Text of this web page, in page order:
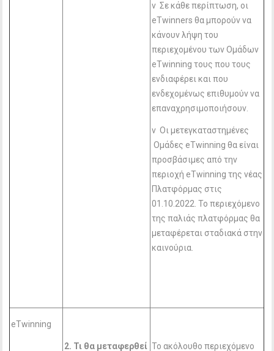
v Σε κάθε περίπτωση, οι
eTwinners θα μπορούν να
κάνουν λήψη του
περιεχομένου των Ομάδων
eTwinning τους που τους
ενδιαφέρει και που
ενδεχομένως επιθυμούν να
επαναχρησιμοποιήσουν.
v Οι μετεγκαταστημένες
Ομάδες eTwinning θα είναι
προσβάσιμες από την
περιοχή eTwinning της νέας
Πλατφόρμας στις
01.10.2022. Το περιεχόμενο
της παλιάς πλατφόρμας θα
μεταφέρεται σταδιακά στην
καινούρια.
eTwinning
2. Τι θα μεταφερθεί Το ακόλουθο περιεχόμενο